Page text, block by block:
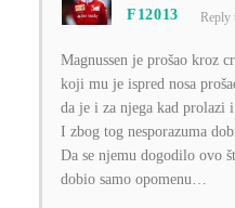
F12013
Magnussen je prošao kroz
koji mu je ispred nosa
da je i za njega kad prolazi
I zbog tog nesporazuma
Da se njemu dogodilo ovo
dobio samo opomenu…